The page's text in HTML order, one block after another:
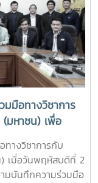
าสตราจารย์
ยาลัยแม่โจ้ เป็น
ความสำคัญของ
ระสิทธิภาพการ
าคุณภาพการเรียน
ลกดิจิทัล การอบรม
ม โดยได้รับความรู้
ารจัดการเรียนการ
มประสิทธิภาพการ
มือ Microsoft 365
ขียวขจี จากบริษัท
ความรู้ พร้อมสาธิต
มมือทางวิชาการ
มหาชน) เพื่อ
ร่วมกัน
ทางวิชาการกับ
เมื่อวันพฤหัสบดีที่ 2
มบันทึกความร่วมมือ